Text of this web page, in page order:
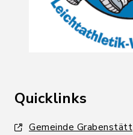
Quicklinks
Gemeinde Grabenstätt